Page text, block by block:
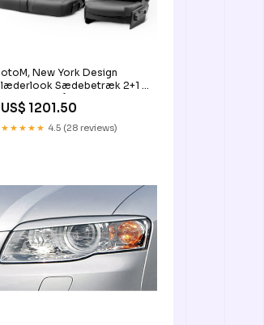
otoM, New York Design
læderlook Sædebetræk 2+1 -
passer til Volkswagen T5
2003-2015 KT106931KT
US$ 1201.50
★★★★★ 4.5 (28 reviews)